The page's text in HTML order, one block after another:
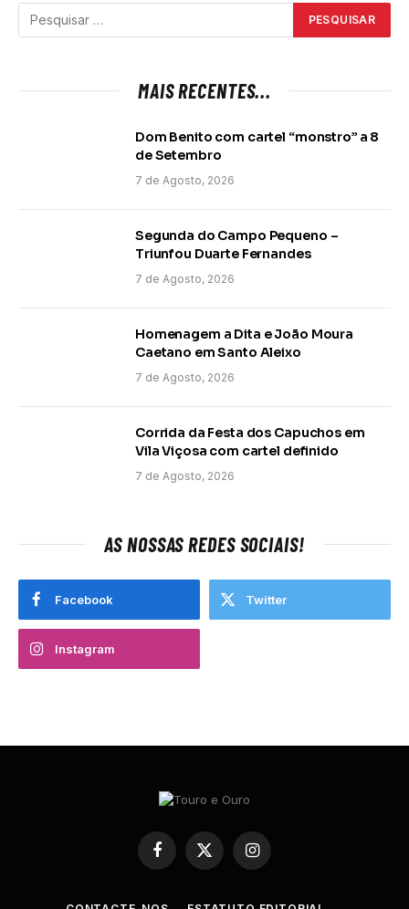
MAIS RECENTES...
Dom Benito com cartel “monstro” a 8
de Setembro
7 de Agosto, 2026
Segunda do Campo Pequeno –
Triunfou Duarte Fernandes
7 de Agosto, 2026
Homenagem a Dita e João Moura
Caetano em Santo Aleixo
7 de Agosto, 2026
Corrida da Festa dos Capuchos em
Vila Viçosa com cartel definido
7 de Agosto, 2026
AS NOSSAS REDES SOCIAIS!
Facebook Twitter
Instagram
Facebook
X
(Twitter)
Instagram